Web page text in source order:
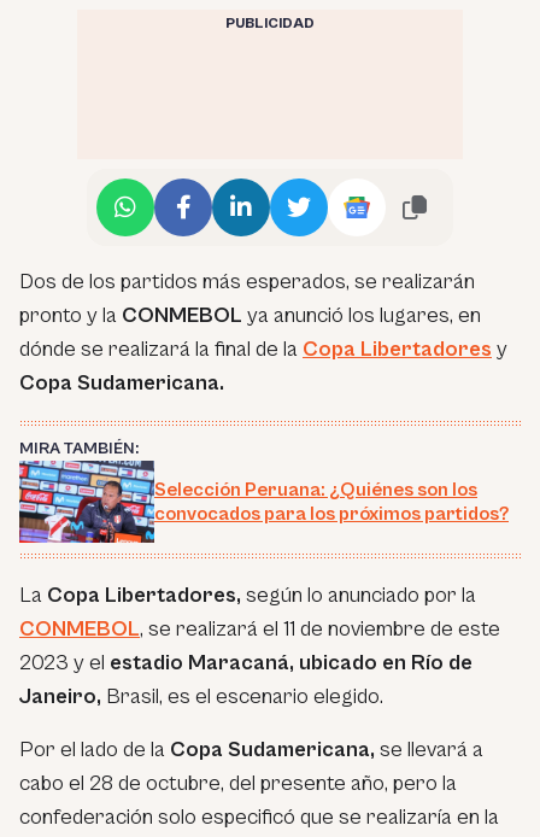
PUBLICIDAD
Dos de los partidos más esperados, se realizarán
pronto y la CONMEBOL ya anunció los lugares, en
dónde se realizará la final de la Copa Libertadores y
Copa Sudamericana.
MIRA TAMBIÉN:
Selección Peruana: ¿Quiénes son los
convocados para los próximos partidos?
La Copa Libertadores, según lo anunciado por la
CONMEBOL, se realizará el 11 de noviembre de este
2023 y el estadio Maracaná, ubicado en Río de
Janeiro, Brasil, es el escenario elegido.
Por el lado de la Copa Sudamericana, se llevará a
cabo el 28 de octubre, del presente año, pero la
confederación solo especificó que se realizaría en la